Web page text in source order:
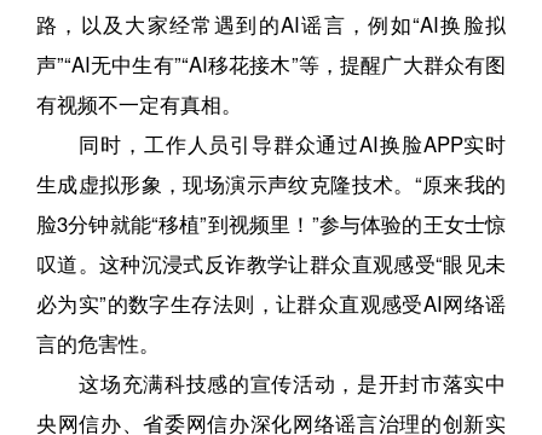
路，以及大家经常遇到的AI谣言，例如“AI换脸拟
声”“AI无中生有”“AI移花接木”等，提醒广大群众有图
有视频不一定有真相。
同时，工作人员引导群众通过AI换脸APP实时
生成虚拟形象，现场演示声纹克隆技术。“原来我的
脸3分钟就能“移植”到视频里！”参与体验的王女士惊
叹道。这种沉浸式反诈教学让群众直观感受“眼见未
必为实”的数字生存法则，让群众直观感受AI网络谣
言的危害性。
这场充满科技感的宣传活动，是开封市落实中
央网信办、省委网信办深化网络谣言治理的创新实